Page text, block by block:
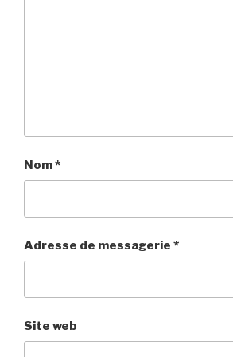
Nom*
Adresse de messagerie *
Site web